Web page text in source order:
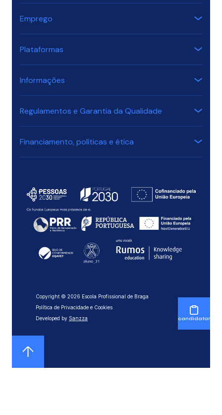
Emprego
Plataformas
Informações
Regulamentos e Garantia da Qualidade
Financiamento, políticas e ética
Copyright © 2026 Escola Profissional de Braga
Política de Privacidade e Cookies
Developed by Sanzza candidatar